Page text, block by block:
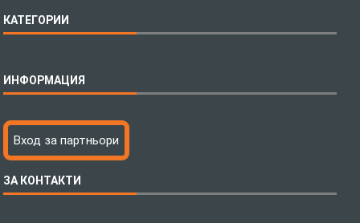
КАТЕГОРИИ
Бебешки спални комплекти
Тениски с пълноцветен печат
Хавлиени кърпи
Пончо за водни спортове
ИНФОРМАЦИЯ
Технология на печатане
Файлове за печат
Как да поръчам?
Вход за партньори
ЗА КОНТАКТИ